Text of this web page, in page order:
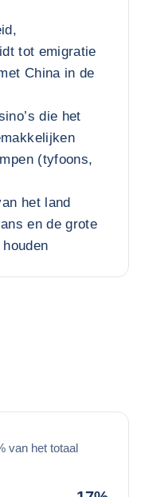
tot emigratie
China in de
die het
(tyfoons,
het land
en de grote
van het totaal